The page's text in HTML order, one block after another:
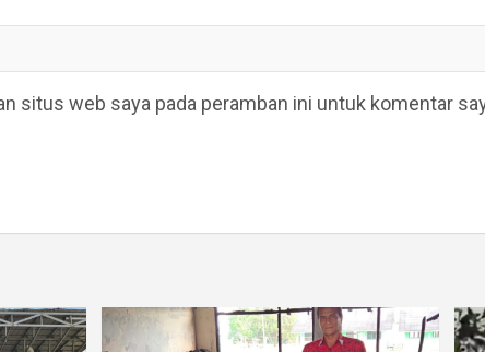
situs web saya pada peramban ini untuk komentar